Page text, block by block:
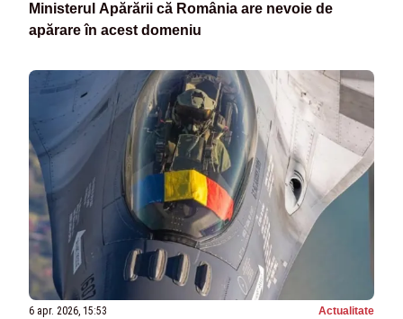
Ministerul Apărării că România are nevoie de
apărare în acest domeniu
6 apr. 2026, 15:53 Actualitate